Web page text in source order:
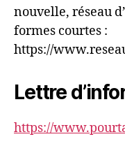
nouvelle, réseau
formes courtes :
https://
Lettre
https://